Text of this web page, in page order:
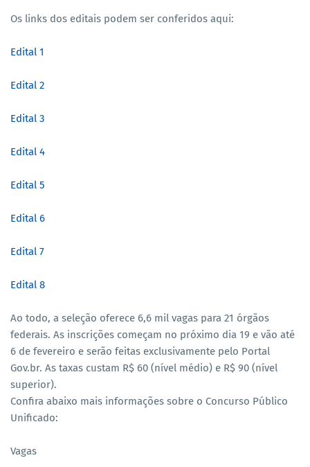
Os links dos editais podem ser conferidos aqui:
Edital 1
Edital 2
Edital 3
Edital 4
Edital 5
Edital 6
Edital 7
Edital 8
Ao todo, a seleção oferece 6,6 mil vagas para 21 órgãos
federais. As inscrições começam no próximo dia 19 e vão até
6 de fevereiro e serão feitas exclusivamente pelo Portal
Gov.br. As taxas custam R$ 60 (nível médio) e R$ 90 (nível
superior).
Confira abaixo mais informações sobre o Concurso Público
Unificado:
Vagas